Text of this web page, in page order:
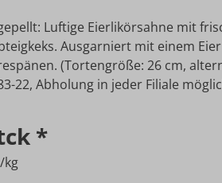
Luftige Eierlikörsahne mit
Ausgarniert mit einem
(Tortengröße: 26 cm,
22, Abholung in jeder Filiale
*
kg